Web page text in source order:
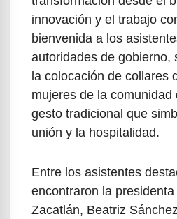
innovación y el trabajo
bienvenida a los
autoridades de gobierno,
la colocación de collares
mujeres de la comunidad
gesto tradicional que
unión y la hospitalidad.
Entre los asistentes
encontraron la
Zacatlán, Beatriz